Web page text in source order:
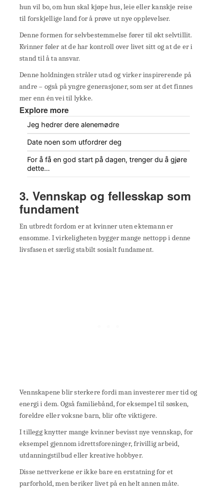
hun vil bo, om hun skal kjøpe hus, leie eller kanskje reise
til forskjellige land for å prøve ut nye opplevelser.
Denne formen for selvbestemmelse fører til økt selvtillit.
Kvinner føler at de har kontroll over livet sitt og at de er i
stand til å ta ansvar.
Denne holdningen stråler utad og virker inspirerende på
andre – også på yngre generasjoner, som ser at det finnes
mer enn én vei til lykke.
Explore more
Jeg hedrer dere alenemødre
Date noen som utfordrer deg
For å få en god start på dagen, trenger du å gjøre
dette…
3. Vennskap og fellesskap som
fundament
En utbredt fordom er at kvinner uten ektemann er
ensomme. I virkeligheten bygger mange nettopp i denne
livsfasen et særlig stabilt sosialt fundament.
Vennskapene blir sterkere fordi man investerer mer tid og
energi i dem. Også familiebånd, for eksempel til søsken,
foreldre eller voksne barn, blir ofte viktigere.
I tillegg knytter mange kvinner bevisst nye vennskap, for
eksempel gjennom idrettsforeninger, frivillig arbeid,
utdanningstilbud eller kreative hobbyer.
Disse nettverkene er ikke bare en erstatning for et
parforhold, men beriker livet på en helt annen måte.